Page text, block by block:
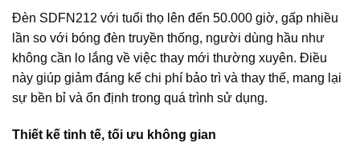
Đèn SDFN212 với tuổi thọ lên đến 50.000 giờ, gấp nhiều
lần so với bóng đèn truyền thống, người dùng hầu như
không cần lo lắng về việc thay mới thường xuyên. Điều
này giúp giảm đáng kể chi phí bảo trì và thay thế, mang lại
sự bền bỉ và ổn định trong quá trình sử dụng.
Thiết kế tinh tế, tối ưu không gian